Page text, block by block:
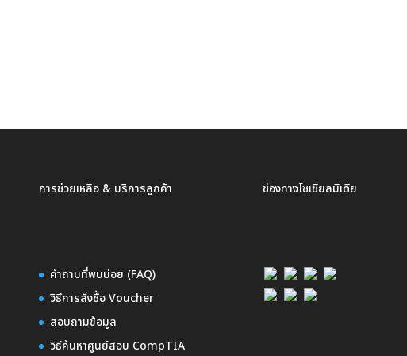
การช่วยเหลือ & บริการลูกค้า
คำถามที่พบบ่อย (FAQ)
วิธีการสั่งซื้อ Voucher
สอบถามข้อมูล
วิธีค้นหาศูนย์สอบ CompTIA
ช่องทางโซเชียลมีเดีย